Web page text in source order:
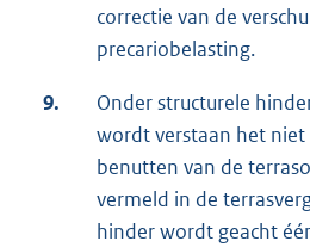
correctie van de
precariobelasting.
9.
Onder structurele
wordt verstaan het
benutten van de
vermeld in de
hinder wordt geacht